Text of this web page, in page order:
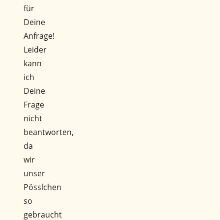
für
Deine
Anfrage!
Leider
kann
ich
Deine
Frage
nicht
beantworten,
da
wir
unser
Pösslchen
so
gebraucht